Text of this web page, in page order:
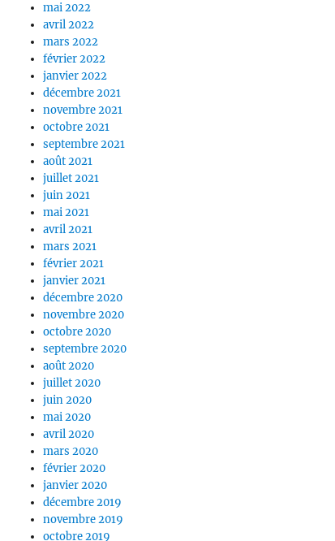
mai 2022
avril 2022
mars 2022
février 2022
janvier 2022
décembre 2021
novembre 2021
octobre 2021
septembre 2021
août 2021
juillet 2021
juin 2021
mai 2021
avril 2021
mars 2021
février 2021
janvier 2021
décembre 2020
novembre 2020
octobre 2020
septembre 2020
août 2020
juillet 2020
juin 2020
mai 2020
avril 2020
mars 2020
février 2020
janvier 2020
décembre 2019
novembre 2019
octobre 2019